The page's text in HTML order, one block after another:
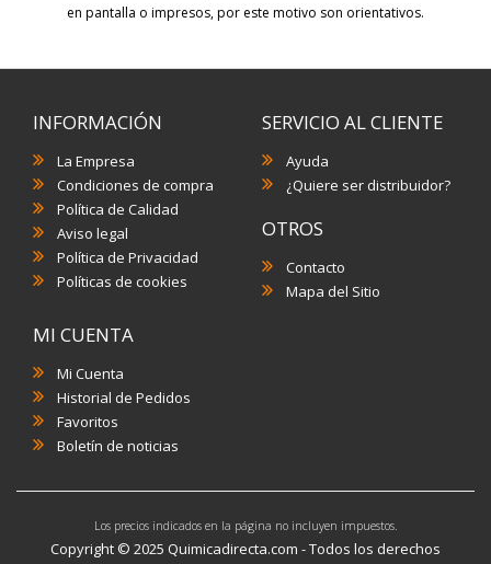
en pantalla o impresos, por este motivo son orientativos.
INFORMACIÓN
La Empresa
Condiciones de compra
Política de Calidad
Aviso legal
Política de Privacidad
Políticas de cookies
SERVICIO AL CLIENTE
Ayuda
¿Quiere ser distribuidor?
OTROS
Contacto
Mapa del Sitio
MI CUENTA
Mi Cuenta
Historial de Pedidos
Favoritos
Boletín de noticias
Los precios indicados en la página no incluyen impuestos.
Copyright © 2025 Quimicadirecta.com - Todos los derechos